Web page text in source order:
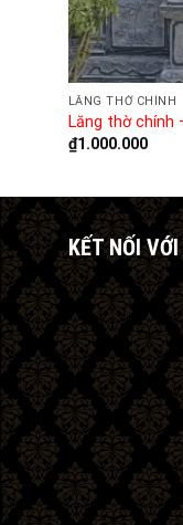
LĂNG THỜ CHÍNH
Lăng thờ chính
₫1.000.000
KẾT NỐI